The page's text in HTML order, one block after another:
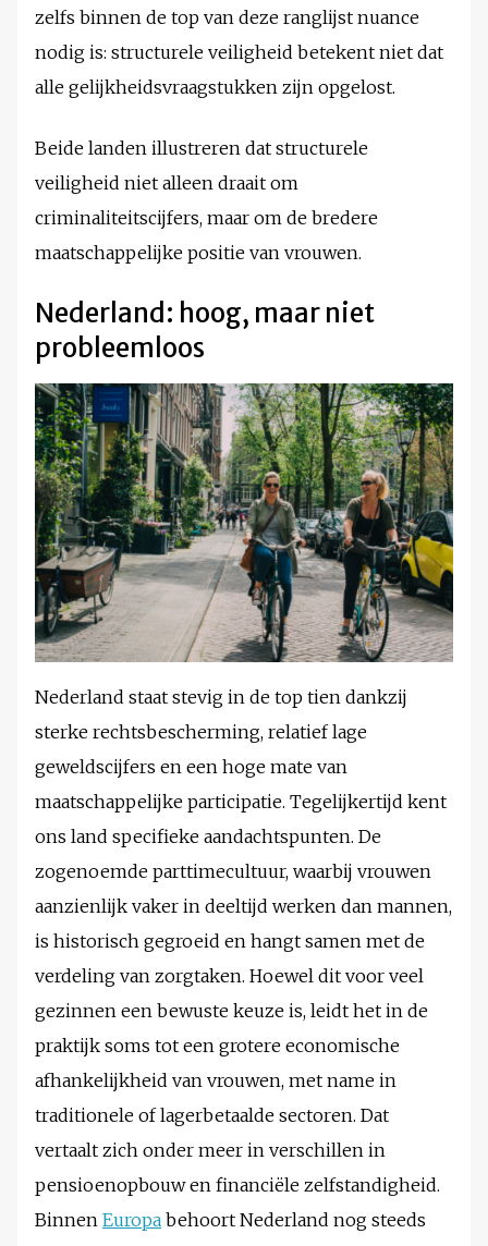
zelfs binnen de top van deze ranglijst nuance
nodig is: structurele veiligheid betekent niet dat
alle gelijkheidsvraagstukken zijn opgelost.
Beide landen illustreren dat structurele
veiligheid niet alleen draait om
criminaliteitscijfers, maar om de bredere
maatschappelijke positie van vrouwen.
Nederland: hoog, maar niet
probleemloos
Nederland staat stevig in de top tien dankzij
sterke rechtsbescherming, relatief lage
geweldscijfers en een hoge mate van
maatschappelijke participatie. Tegelijkertijd kent
ons land specifieke aandachtspunten. De
zogenoemde parttimecultuur, waarbij vrouwen
aanzienlijk vaker in deeltijd werken dan mannen,
is historisch gegroeid en hangt samen met de
verdeling van zorgtaken. Hoewel dit voor veel
gezinnen een bewuste keuze is, leidt het in de
praktijk soms tot een grotere economische
afhankelijkheid van vrouwen, met name in
traditionele of lagerbetaalde sectoren. Dat
vertaalt zich onder meer in verschillen in
pensioenopbouw en financiële zelfstandigheid.
Binnen Europa behoort Nederland nog steeds